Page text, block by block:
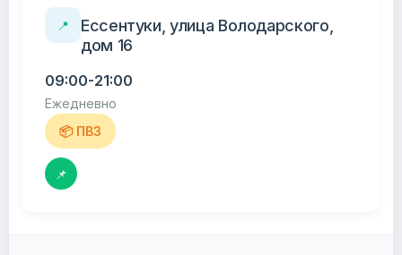
📍
Ессентуки, улица Володарского,
дом 16
09:00-21:00
Ежедневно
📦 ПВЗ
📌